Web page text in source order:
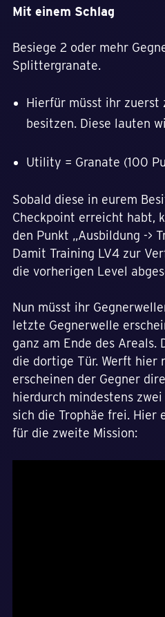
Mit einem Schlag
Besiege 2 oder mehr
Splittergranate.
Hierfür müsst ihr zuerst
besitzen. Diese lauten
Utility = Granate (100
Sobald diese in eurem
Checkpoint erreicht habt,
den Punkt „Ausbildung ->
Damit Training LV4 zur
die vorherigen Level
Nun müsst ihr
letzte Gegnerwelle
ganz am Ende des Areals.
die dortige Tür. Werft hier
erscheinen der Gegner
hierdurch mindestens
sich die Trophäe frei. Hier
für die zweite Mission: